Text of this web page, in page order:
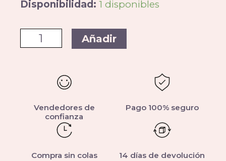
Disponibilidad: 1 disponibles
Añadir
Vendedores de
confianza
Pago 100% seguro
Compra sin colas 14 días de devolución